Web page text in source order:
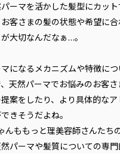
ーマを活かした髪型にカッ
客さまの髪の状態や希望に
大切なんだなぁ…。
になるメカニズムや特徴に
天然パーマでお悩みのお客さ
案をしたり、より具体的な
きそうだよね。
んももっと理美容師さんたち
パーマや髪質についての専